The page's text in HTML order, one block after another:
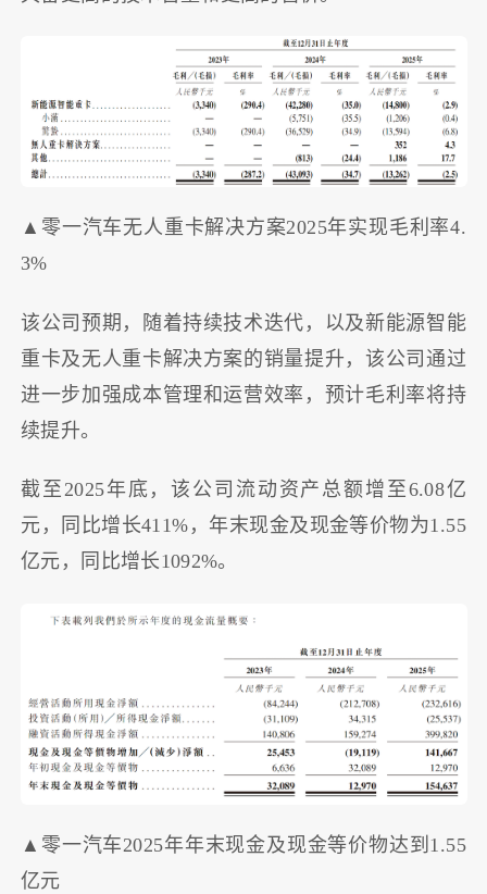
▲零一汽车无人重卡解决方案2025年实现毛利率4.
3%
该公司预期，随着持续技术迭代，以及新能源智能
重卡及无人重卡解决方案的销量提升，该公司通过
进一步加强成本管理和运营效率，预计毛利率将持
续提升。
截至2025年底，该公司流动资产总额增至6.08亿
元，同比增长411%，年末现金及现金等价物为1.55
亿元，同比增长1092%。
▲零一汽车2025年年末现金及现金等价物达到1.55
亿元